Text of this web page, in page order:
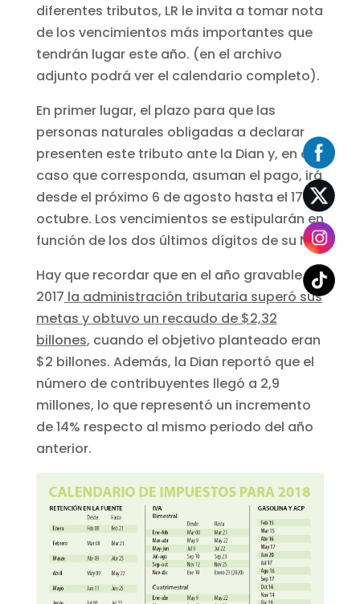
diferentes tributos, LR le invita a tomar nota
de los vencimientos más importantes que
tendrán lugar este año. (en el archivo
adjunto podrá ver el calendario completo).
En primer lugar, el plazo para que las
personas naturales obligadas a declarar
presenten este tributo ante la Dian y, en el
caso que corresponda, asuman el pago, irá
desde el próximo 6 de agosto hasta el 17 de
octubre. Los vencimientos se estipularán en
función de los dos últimos dígitos de su NIT.
Hay que recordar que en el año gravable
2017 la administración tributaria superó sus
metas y obtuvo un recaudo de $2,32
billones, cuando el objetivo planteado eran
$2 billones. Además, la Dian reportó que el
número de contribuyentes llegó a 2,9
millones, lo que representó un incremento
de 14% respecto al mismo periodo del año
anterior.